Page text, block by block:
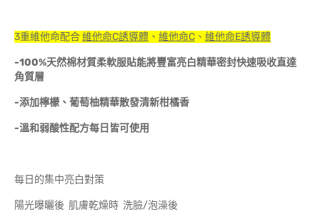
3重維他命配合維他命C誘導體 、 維他命C 、 維他命E誘導體
-100%天然棉材質柔軟服貼能將豐富亮白精華密封快速吸收直達
角質層
-添加檸檬、葡萄柚精華散發清新柑橘香
-溫和弱酸性配方每日皆可使用
每日的集中亮白對策
陽光曝曬後 肌膚乾燥時 洗臉/泡澡後